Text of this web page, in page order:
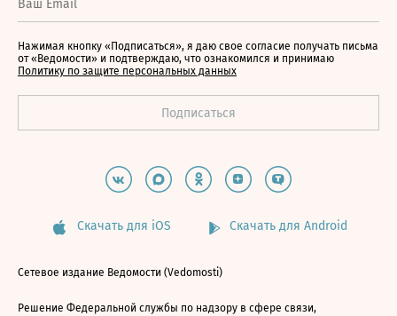
Нажимая кнопку «Подписаться», я даю свое согласие получать письма
от «Ведомости» и подтверждаю, что ознакомился и принимаю
Политику по защите персональных данных
Скачать для iOS Скачать для Android
Сетевое издание Ведомости (Vedomosti)
Решение Федеральной службы по надзору в сфере связи,